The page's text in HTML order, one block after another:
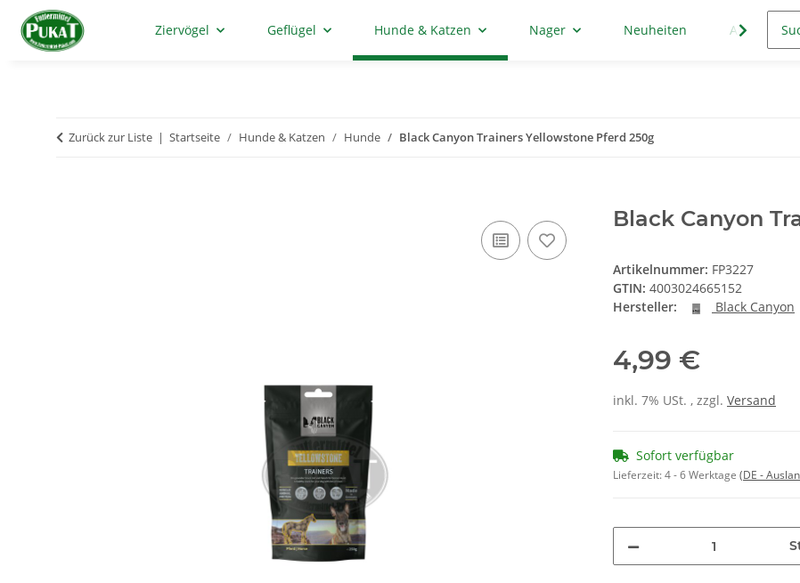
Ziervögel Geflügel Hunde & Katzen Nager Neuheiten Aktion
Zurück zur Liste Startseite Hunde & Katzen Hunde Black Canyon Trainers Yellowstone Pferd 250g
Black Canyon
Artikelnummer: FP3227
GTIN: 4003024665152
Hersteller:
Black Canyon
4,99 €
inkl. 7% USt. , zzgl. Versand
Sofort verfügbar
Lieferzeit:4 - 6 Werktage (DE -